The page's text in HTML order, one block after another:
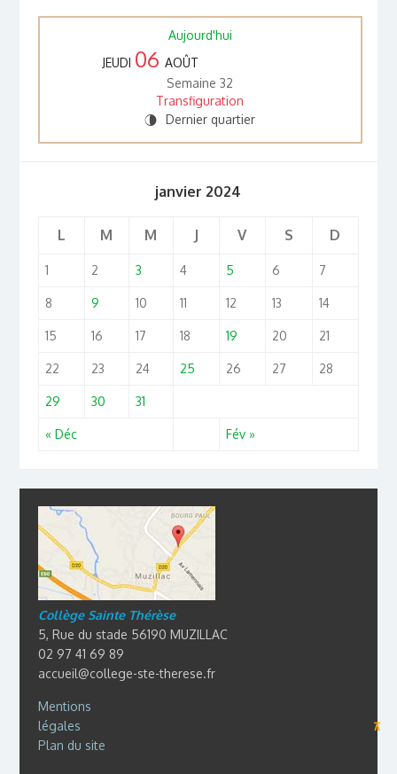
Aujourd'hui
JEUDI 06 AOÛT
Semaine 32
Transfiguration
U Dernier quartier
janvier 2024
L M M J V S D
« Déc Fév »
1 2 3 4 5 6 7
8 9 10 11 12 13 14
15 16 17 18 19 20 21
22 23 24 25 26 27 28
29 30 31
Collège Sainte Thérèse
5, Rue du stade 56190 MUZILLAC
02 97 41 69 89
accueil@college-ste-therese.fr
Mentions
légales
⊼
Plan du site